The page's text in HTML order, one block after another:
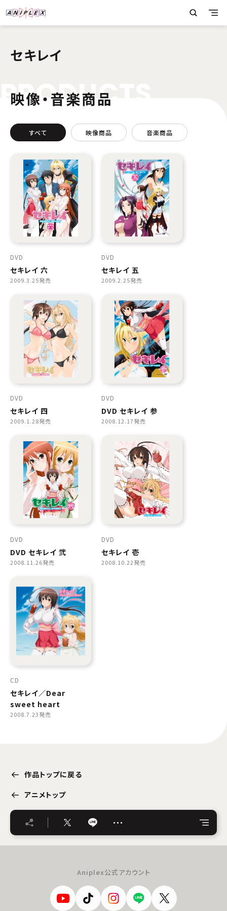
セキレイ
PRODUC
映像・音楽商品
すべて 映像商品 音楽商品
DVD
セキレイ 六
2009.3.25発売
DVD
セキレイ 五
2009.2.25発売
DVD
セキレイ 四
2009.1.28発売
DVD
DVD セキレイ 参
2008.12.17発売
DVD
DVD セキレイ 弐
2008.11.26発売
DVD
セキレイ 壱
2008.10.22発売
CD
セキレイ／Dear
sweet heart
2008.7.23発売
作品トップに戻る
アニメトップ
…
Aniplex公式アカウント